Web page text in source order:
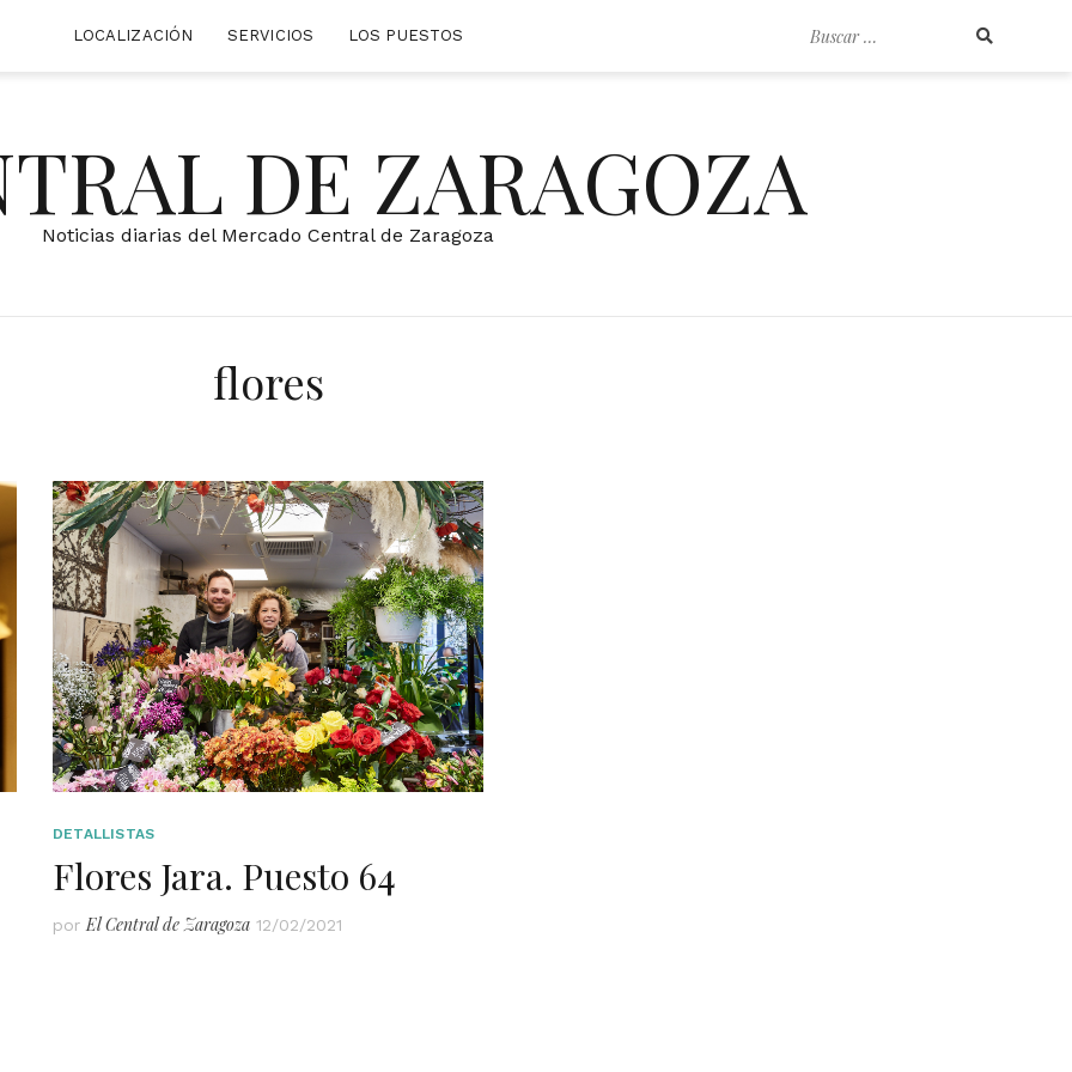
Buscar
LOCALIZACIÓN SERVICIOS LOS PUESTOS
DE ZARAGOZA
Noticias diarias del Mercado Central de Zaragoza
flores
DETALLISTAS
Flores Jara. Puesto 64
por El Central de Zaragoza 12/02/2021